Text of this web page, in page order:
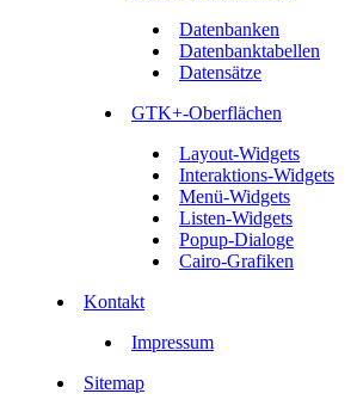
Datenbanken
Datenbanktabellen
Datensätze
GTK+-Oberflächen
Layout-Widgets
Interaktions-Widgets
Menü-Widgets
Listen-Widgets
Popup-Dialoge
Cairo-Grafiken
Kontakt
Impressum
Sitemap